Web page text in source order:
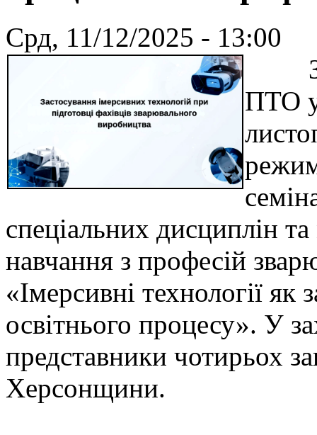
Срд, 11/12/2025 - 13:00
ПТО у
спеціальних дисциплін
навчання з професій
«Імерсивні технології як
освітнього процесу». У
представники чотирьох
Херсонщини.